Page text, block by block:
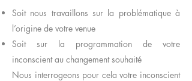
Soit nous travaillons sur la problématique à
l’origine de votre venue
Soit sur la programmation de votre
inconscient au changement souhaité
Nous interrogeons pour cela votre inconscient